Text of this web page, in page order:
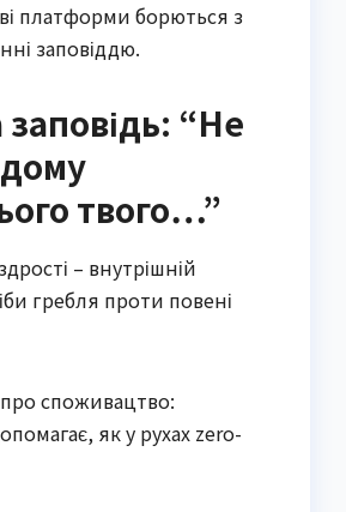
платформи борються з
заповіддю.
“Не
твого…”
– внутрішній
гребля проти повені
споживацтво:
як у рухах zero-